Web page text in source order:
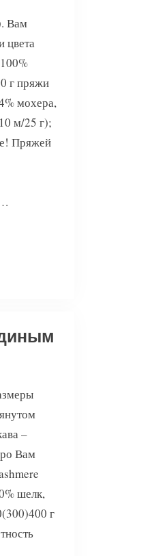
Вам
цвета
г пряжи
мохера,
м/25 г);
Пряжей
–
Вам
шелк,
г